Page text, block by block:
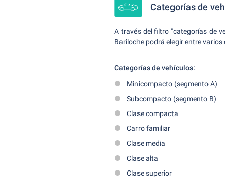
Categorías de
A través del filtro "categorías de
Bariloche podrá elegir entre
Categorías de vehículos:
Minicompacto (segmento A)
Subcompacto (segmento B)
Clase compacta
Carro familiar
Clase media
Clase alta
Clase superior